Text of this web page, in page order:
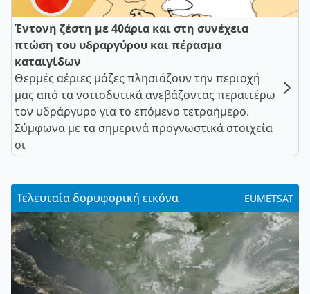
Έντονη ζέστη με 40άρια και στη συνέχεια
πτώση του υδραργύρου και πέρασμα
καταιγίδων
Θερμές αέριες μάζες πλησιάζουν την περιοχή
μας από τα νοτιοδυτικά ανεβάζοντας περαιτέρω
τον υδράργυρο για το επόμενο τετραήμερο.
Σύμφωνα με τα σημερινά προγνωστικά στοιχεία
οι
Τελευταία δορυφορική εικόνα EUMETSAT